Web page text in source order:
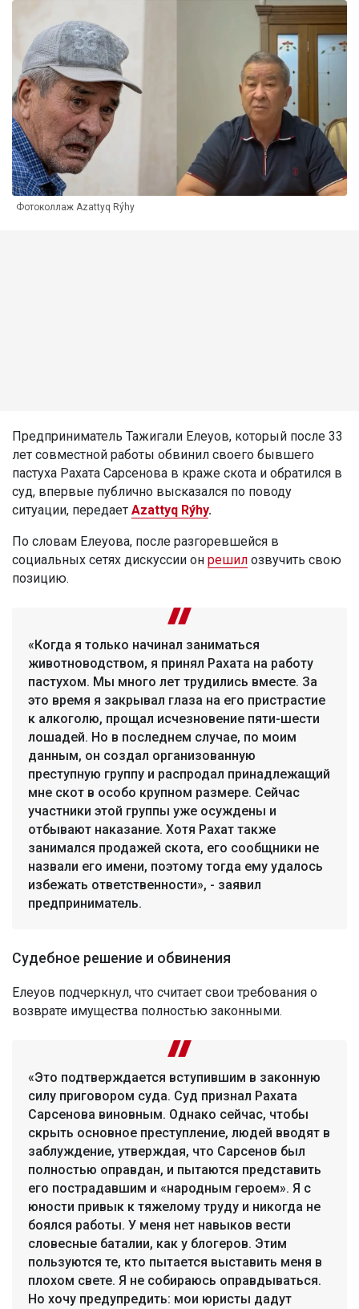
Фотоколлаж Azattyq Rýhy
Предприниматель Тажигали Елеуов, который после 33
лет совместной работы обвинил своего бывшего
пастуха Рахата Сарсенова в краже скота и обратился в
суд, впервые публично высказался по поводу
ситуации, передает Azattyq Rýhy.
По словам Елеуова, после разгоревшейся в
социальных сетях дискуссии он решил озвучить свою
позицию.
«Когда я только начинал заниматься
животноводством, я принял Рахата на работу
пастухом. Мы много лет трудились вместе. За
это время я закрывал глаза на его пристрастие
к алкоголю, прощал исчезновение пяти-шести
лошадей. Но в последнем случае, по моим
данным, он создал организованную
преступную группу и распродал принадлежащий
мне скот в особо крупном размере. Сейчас
участники этой группы уже осуждены и
отбывают наказание. Хотя Рахат также
занимался продажей скота, его сообщники не
назвали его имени, поэтому тогда ему удалось
избежать ответственности», - заявил
предприниматель.
Судебное решение и обвинения
Елеуов подчеркнул, что считает свои требования о
возврате имущества полностью законными.
«Это подтверждается вступившим в законную
силу приговором суда. Суд признал Рахата
Сарсенова виновным. Однако сейчас, чтобы
скрыть основное преступление, людей вводят в
заблуждение, утверждая, что Сарсенов был
полностью оправдан, и пытаются представить
его пострадавшим и «народным героем». Я с
юности привык к тяжелому труду и никогда не
боялся работы. У меня нет навыков вести
словесные баталии, как у блогеров. Этим
пользуются те, кто пытается выставить меня в
плохом свете. Я не собираюсь оправдываться.
Но хочу предупредить: мои юристы дадут